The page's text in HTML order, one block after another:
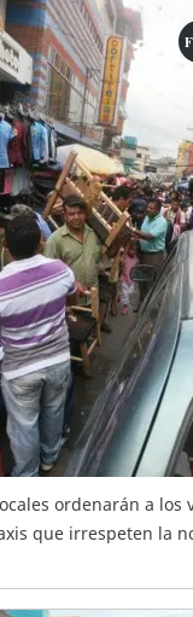
ordenarán a los
que irrespeten la